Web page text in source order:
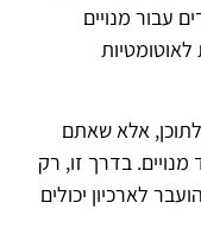
עבור מנויים
אלא שאתם
מנויים. בדרך זו, רק
לארכיון יכולים